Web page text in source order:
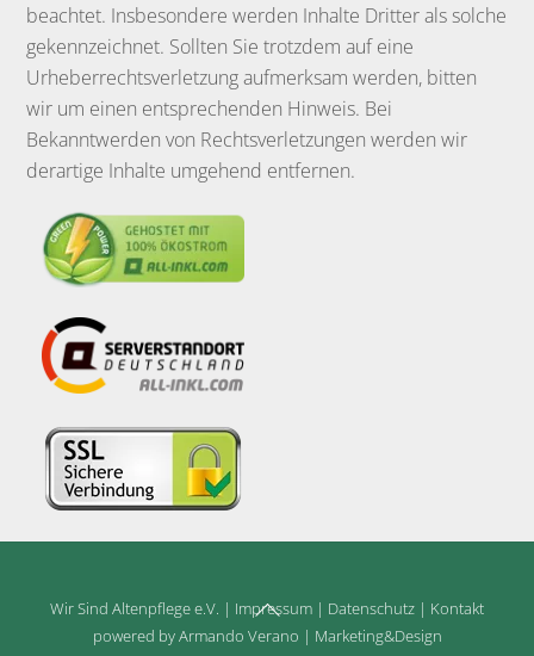
beachtet. Insbesondere werden Inhalte Dritter als solche
gekennzeichnet. Sollten Sie trotzdem auf eine
Urheberrechtsverletzung aufmerksam werden, bitten
wir um einen entsprechenden Hinweis. Bei
Bekanntwerden von Rechtsverletzungen werden wir
derartige Inhalte umgehend entfernen.
Back
To
Wir Sind Altenpflege e.V. | Impressum | Datenschutz | Kontakt
powered by Armando Verano | Marketing&Design